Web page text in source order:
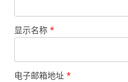
显示名称 *
电子邮箱地址 *